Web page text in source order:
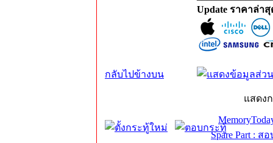
Update ราคาล่า
กลับไปข้างบน
แสดง
Spare Part : ส